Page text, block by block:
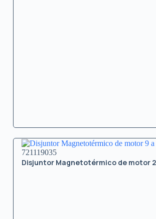
721119035
Disjuntor Magnetotérmico de motor